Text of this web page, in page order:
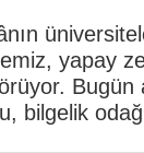
yapay
Bugün
bilgelik